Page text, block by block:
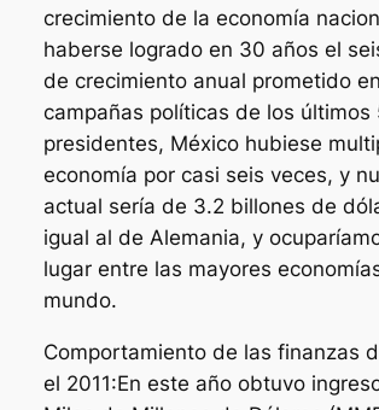
crecimiento de la economía
haberse logrado en 30 años el
de crecimiento anual prometido
campañas políticas de los últimos
presidentes, México hubiese
economía por casi seis veces, y
actual sería de 3.2 billones de
igual al de Alemania, y
lugar entre las mayores
mundo.
Comportamiento de las finanzas
el 2011:En este año obtuvo